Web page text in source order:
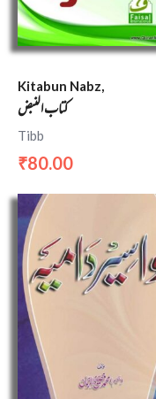
Kitabun Nabz,
کتاب النبض
Tibb
₹80.00